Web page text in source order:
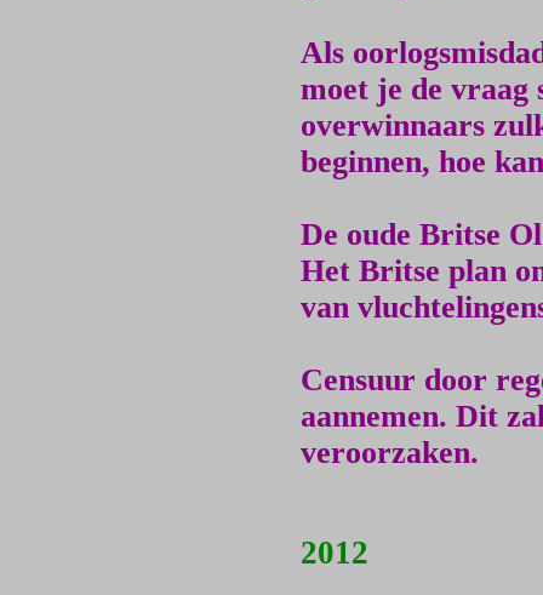
Als
moet je de
overwinnaars
beginnen, hoe
De oude Britse
Het Britse plan
van
Censuur door
aannemen. Dit
veroorzaken.
2012